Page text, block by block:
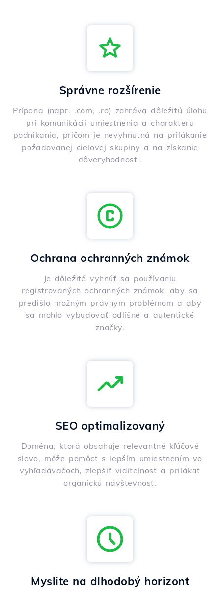
Správne rozšírenie
Prípona (napr. .com, .ro) zohráva dôležitú úlohu
pri komunikácii umiestnenia a charakteru
podnikania, pričom je nevyhnutná na prilákanie
požadovanej cieľovej skupiny a na získanie
dôveryhodnosti.
Ochrana ochranných známok
Je dôležité vyhnúť sa používaniu
registrovaných ochranných známok, aby sa
predišlo možným právnym problémom a aby
sa mohlo vybudovať odlišné a autentické
značky.
SEO optimalizovaný
Doména, ktorá obsahuje relevantné kľúčové
slovo, môže pomôcť s lepším umiestnením vo
vyhľadávačoch, zlepšiť viditeľnosť a prilákať
organickú návštevnosť.
Myslite na dlhodobý horizont